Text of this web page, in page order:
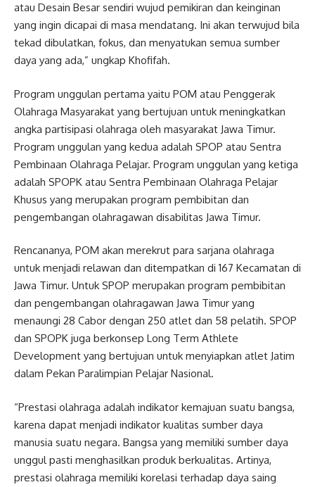
atau Desain Besar sendiri wujud pemikiran dan keinginan
yang ingin dicapai di masa mendatang. Ini akan terwujud bila
tekad dibulatkan, fokus, dan menyatukan semua sumber
daya yang ada,” ungkap Khofifah.
Program unggulan pertama yaitu POM atau Penggerak
Olahraga Masyarakat yang bertujuan untuk meningkatkan
angka partisipasi olahraga oleh masyarakat Jawa Timur.
Program unggulan yang kedua adalah SPOP atau Sentra
Pembinaan Olahraga Pelajar. Program unggulan yang ketiga
adalah SPOPK atau Sentra Pembinaan Olahraga Pelajar
Khusus yang merupakan program pembibitan dan
pengembangan olahragawan disabilitas Jawa Timur.
Rencananya, POM akan merekrut para sarjana olahraga
untuk menjadi relawan dan ditempatkan di 167 Kecamatan di
Jawa Timur. Untuk SPOP merupakan program pembibitan
dan pengembangan olahragawan Jawa Timur yang
menaungi 28 Cabor dengan 250 atlet dan 58 pelatih. SPOP
dan SPOPK juga berkonsep Long Term Athlete
Development yang bertujuan untuk menyiapkan atlet Jatim
dalam Pekan Paralimpian Pelajar Nasional.
“Prestasi olahraga adalah indikator kemajuan suatu bangsa,
karena dapat menjadi indikator kualitas sumber daya
manusia suatu negara. Bangsa yang memiliki sumber daya
unggul pasti menghasilkan produk berkualitas. Artinya,
prestasi olahraga memiliki korelasi terhadap daya saing